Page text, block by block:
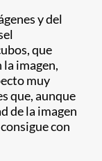
y del
que
imagen,
muy
que, aunque
de la imagen
con